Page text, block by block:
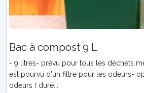
Bac à compost 9 L
- 9 litres- prévu pour tous les déchets
est pourvu d'un filtre pour les odeurs-
odeurs ( duré...